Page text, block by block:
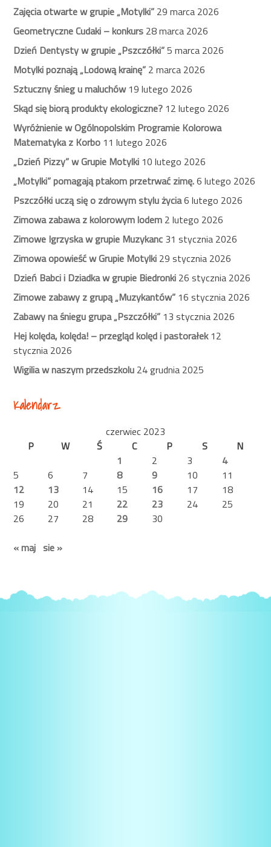
Zajęcia otwarte w grupie „Motylki” 29 marca 2026
Geometryczne Cudaki – konkurs 28 marca 2026
Dzień Dentysty w grupie „Pszczółki”5 marca 2026
Motylki poznają „Lodową krainę” 2 marca 2026
Sztuczny śnieg u maluchów19 lutego 2026
Skąd się biorą produkty ekologiczne? 12 lutego 2026
Wyróżnienie w Ogólnopolskim Programie Kolorowa
Matematyka z Korbo 11 lutego 2026
„Dzień Pizzy” w Grupie Motylki 10 lutego 2026
„Motylki” pomagają ptakom przetrwać zimę.6 lutego 2026
Pszczółki uczą się o zdrowym stylu życia6 lutego 2026
Zimowa zabawa z kolorowym lodem 2 lutego 2026
Zimowe Igrzyska w grupie Muzykanc 31 stycznia 2026
Zimowa opowieść w Grupie Motylki 29 stycznia 2026
Dzień Babci i Dziadka w grupie Biedronki 26 stycznia 2026
Zimowe zabawy z grupą „Muzykantów” 16 stycznia 2026
Zabawy na śniegu grupa „Pszczółki” 13 stycznia 2026
Hej kolęda, kolęda! – przegląd kolęd i pastorałek12
stycznia 2026
Wigilia w naszym przedszkolu 24 grudnia 2025
Kalendarz
czerwiec 2023
P
W Ś C P S
N
1
2 3
4
5
6 7 8 9 10
11
12
13 14 15 16 17
18
19
20 21 22 23 24
25
26
27 28 29
30
« maj sie »